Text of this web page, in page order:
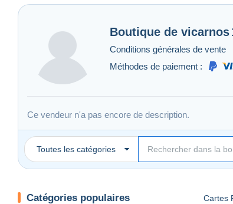
Boutique de vicarnos
Conditions générales de vente
Méthodes de paiement :
Ce vendeur n'a pas encore de description.
Toutes les catégories
Catégories populaires Cartes